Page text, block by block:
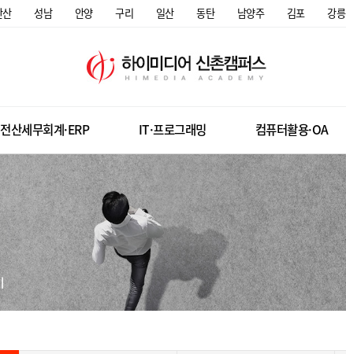
성남 안양 구리 일산 동탄 남양주 김포 강릉
전산세무회계·ERP IT·프로그래밍 컴퓨터활용·OA